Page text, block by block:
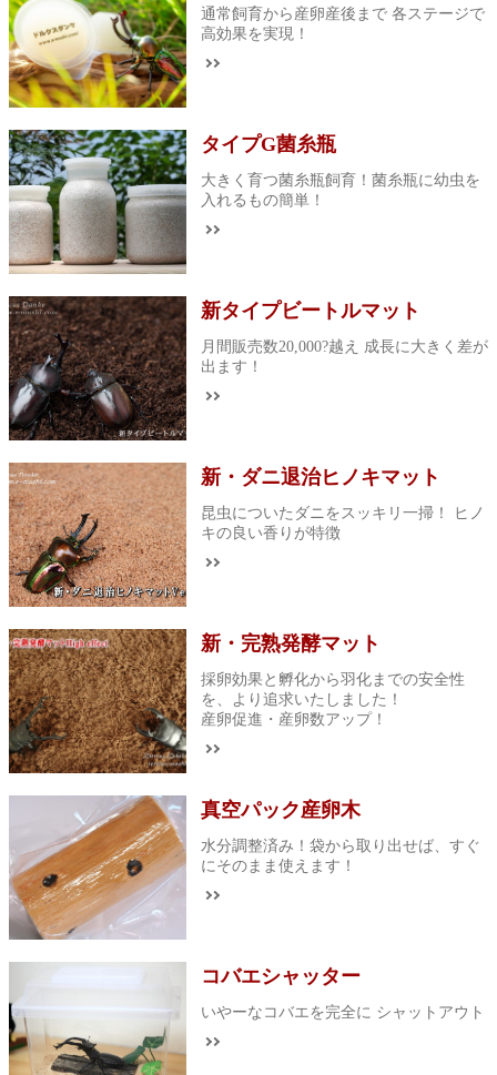
通常飼育から産卵産後まで 各ステージで
高効果を実現！
タイプG菌糸瓶
大きく育つ菌糸瓶飼育！菌糸瓶に幼虫を
入れるもの簡単！
新タイプビートルマット
月間販売数20,000?越え 成長に大きく差が
出ます！
新・ダニ退治ヒノキマット
昆虫についたダニをスッキリ一掃！ ヒノ
キの良い香りが特徴
新・完熟発酵マット
採卵効果と孵化から羽化までの安全性
を、より追求いたしました！
産卵促進・産卵数アップ！
真空パック産卵木
水分調整済み！袋から取り出せば、すぐ
にそのまま使えます！
コバエシャッター
いやーなコバエを完全に シャットアウト